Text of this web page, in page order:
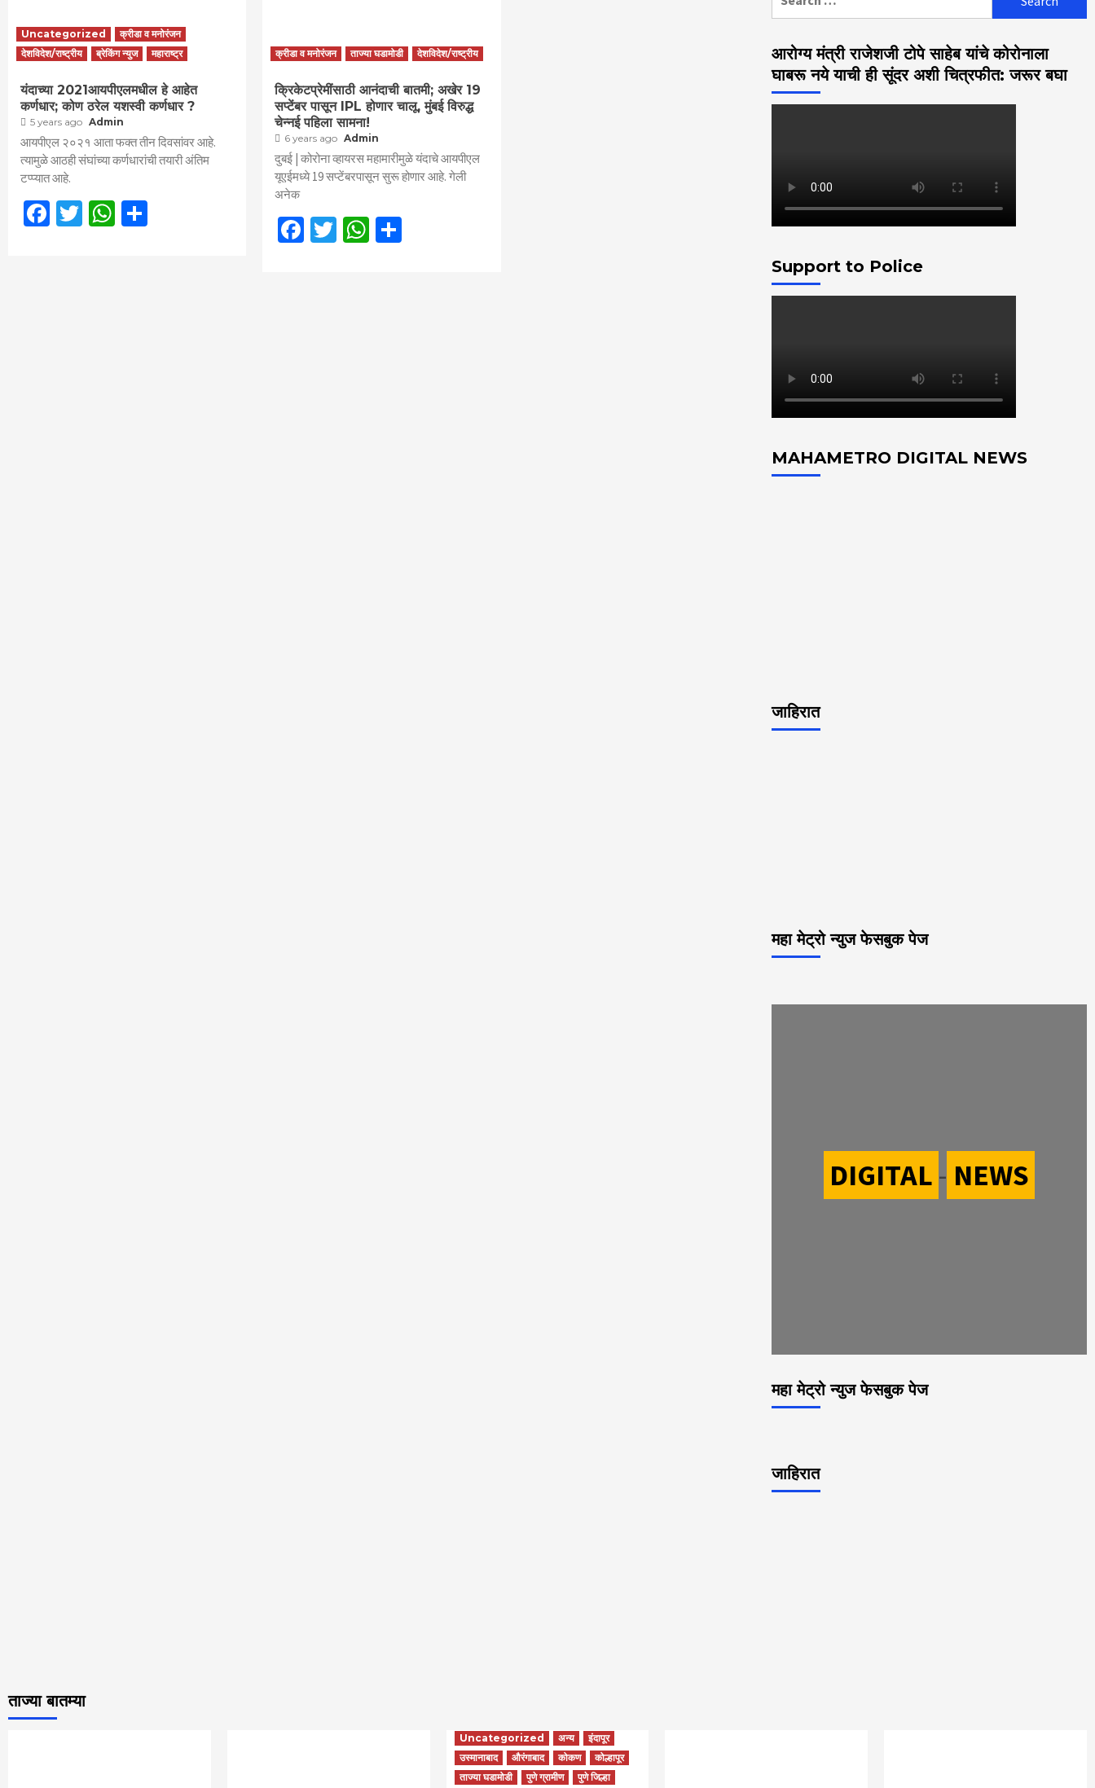
Uncategorized
क्रीडा व मनोरंजन
देशविदेश/राष्ट्रीय
ब्रेकिंग न्युज महाराष्ट्र
यंदाच्या 2021आयपीएलमधील हे आहेत
कर्णधार; कोण ठरेल यशस्वी कर्णधार ?
5 years ago Admin
आयपीएल २०२१ आता फक्त तीन दिवसांवर आहे.
त्यामुळे आठही संघांच्या कर्णधारांची तयारी अंतिम
टप्प्यात आहे.
Facebook
TwitterWhatsApp
क्रीडा व मनोरंजन ताज्या घडामोडी देशविदेश/राष्ट्रीय
क्रिकेटप्रेमींसाठी आनंदाची बातमी; अखेर 19
सप्टेंबर पासून IPL होणार चालू, मुंबई विरुद्ध
चेन्नई पहिला सामना!
6 years ago Admin
दुबई | कोरोना व्हायरस महामारीमुळे यंदाचे आयपीएल
यूएईमध्ये 19 सप्टेंबरपासून सुरू होणार आहे. गेली
अनेक
Facebook
TwitterWhatsApp
आरोग्य मंत्री राजेशजी टोपे साहेब यांचे कोरोनाला
घाबरू नये याची ही सूंदर अशी चित्रफीत: जरूर बघा
Support to Police
MAHAMETRO DIGITAL NEWS
जाहिरात
महा मेट्रो न्युज फेसबुक पेज
DIGITAL - NEWS
महा मेट्रो न्युज फेसबुक पेज
जाहिरात
ताज्या बातम्या
Uncategorized अन्य
इंदापूर
उस्मानाबाद
औरंगाबाद कोकण
कोल्हापूर
ताज्या घडामोडी
पुणे ग्रामीण
पुणे जिल्हा